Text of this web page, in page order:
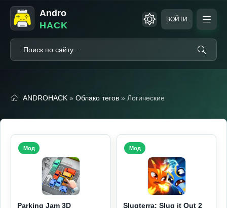
Andro
HACK
ВОЙТИ
ANDROHACK » Облако тегов » Логические
Parking Jam 3D
Мод
Slugterra: Slug it Out 2
Мод